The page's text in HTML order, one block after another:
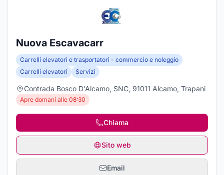
Nuova Escavacarr
Carrelli elevatori e trasportatori - commercio e noleggio
Carrelli elevatori
Servizi
Contrada Bosco D'Alcamo, SNC, 91011 Alcamo, Trapani
Apre domani alle 08:30
Chiama
Sito web
Email